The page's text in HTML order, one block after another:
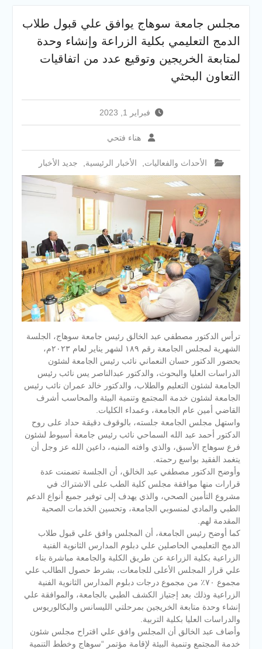
الجديدة
جامعة سوهاج تفتح أبوابها
لطلاب الثانوية العامة فى أولى
أيام المرحلة الأولى للتنسيق
الإلكتروني للقبول بالجامعات
2026
مجلس جامعة سوهاج يوافق علي قبول طلاب
الدمج التعليمي بكلية الزراعة وإنشاء وحدة
لمتابعة الخريجين وتوقيع عدد من اتفاقيات
التعاون البحثي
فبراير 1, 2023
هناء فتحي
الأحداث والفعاليات الأخبار الرئيسية جديد الأخبار
ترأس الدكتور مصطفي عبد الخالق رئيس جامعة سوهاج، الجلسة
الشهرية لمجلس الجامعة رقم ١٨٩ لشهر يناير لعام ٢٠٢٣م،
بحضور الدكتور حسان النعماني نائب رئيس الجامعة لشئون
الدراسات العليا والبحوث، والدكتور عبدالناصر يس نائب رئيس
الجامعة لشئون التعليم والطلاب، والدكتور خالد عمران نائب رئيس
الجامعة لشئون خدمة المجتمع وتنمية البيئة والمحاسب أشرف
القاضي أمين عام الجامعة، وعمداء الكليات.
واستهل مجلس الجامعة جلسته، بالوقوف دقيقة حداد على روح
الدكتور أحمد عبد الله السماحي نائب رئيس جامعة أسيوط لشئون
فرع سوهاج الأسبق، والذي وافته المنيه، داعين الله عز وجل أن
يتغمد الفقيد بواسع رحمته.
وأوضح الدكتور مصطفي عبد الخالق، أن الجلسة تضمنت عدة
قرارات منها موافقة مجلس كلية الطب على الاشتراك في
مشروع التأمين الصحي، والذي يهدف إلى توفير جميع أنواع الدعم
الطبي والمادي لمنسوبي الجامعة، وتحسين الخدمات الصحية
المقدمة لهم.
كما أوضح رئيس الجامعة، أن المجلس وافق علي قبول طلاب
الدمج التعليمي الحاصلين علي دبلوم المدارس الثانوية الفنية
الزراعية بكلية الزراعة عن طريق الكلية والجامعة مباشرة بناء
علي قرار المجلس الأعلى للجامعات، بشرط حصول الطالب علي
مجموع ٧٠٪؜ من مجموع درجات دبلوم المدارس الثانوية الفنية
الزراعية وذلك بعد إجتياز الكشف الطبي بالجامعة، والموافقة علي
إنشاء وحدة متابعة الخريجين بمرحلتي الليسانس والبكالوريوس
والدراسات العليا بكلية التربية.
وأضاف عبد الخالق أن المجلس وافق علي اقتراح مجلس شئون
خدمة المجتمع وتنمية البيئة لإقامة مؤتمر “سوهاج وخطط التنمية